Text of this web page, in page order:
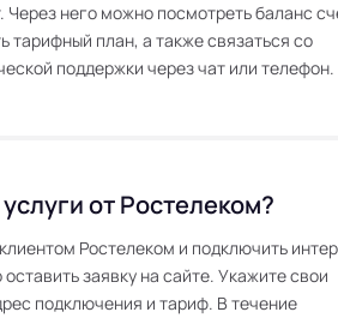
Через него можно посмотреть баланс
тарифный план, а также связаться со
поддержки через чат или телефон.
от Ростелеком?
Ростелеком и подключить
заявку на сайте. Укажите свои
подключения и тариф. В течение